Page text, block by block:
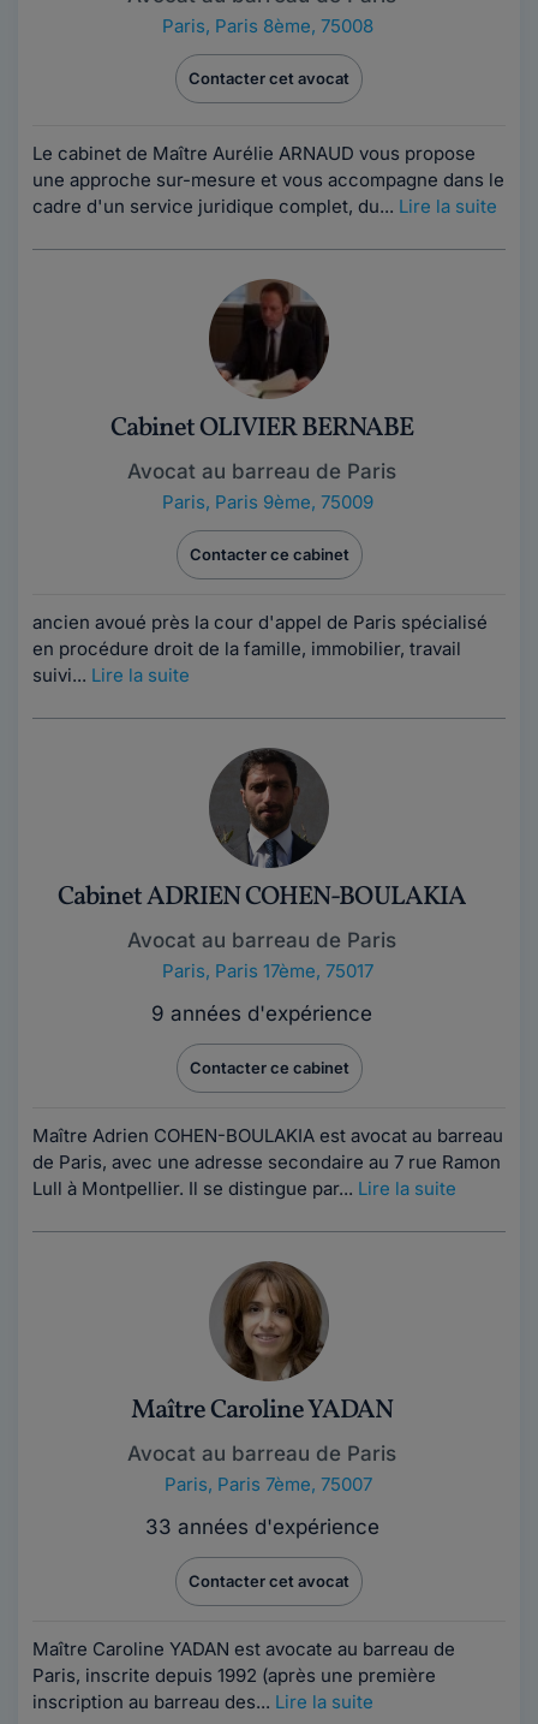
Paris, Paris 8ème, 75008
Contacter cet avocat
Le cabinet de Maître Aurélie ARNAUD vous propose
une approche sur-mesure et vous accompagne dans le
cadre d'un service juridique complet, du... Lire la suite
Cabinet OLIVIER BERNABE
Avocat au barreau de Paris
Paris, Paris 9ème, 75009
Contacter ce cabinet
ancien avoué près la cour d'appel de Paris spécialisé
en procédure droit de la famille, immobilier, travail
suivi... Lire la suite
Cabinet ADRIEN COHEN-BOULAKIA
Avocat au barreau de Paris
Paris, Paris 17ème, 75017
9 années d'expérience
Contacter ce cabinet
Maître Adrien COHEN-BOULAKIA est avocat au barreau
de Paris, avec une adresse secondaire au 7 rue Ramon
Lull à Montpellier. Il se distingue par... Lire la suite
Maître Caroline YADAN
Avocat au barreau de Paris
Paris, Paris 7ème, 75007
33 années d'expérience
Contacter cet avocat
Maître Caroline YADAN est avocate au barreau de
Paris, inscrite depuis 1992 (après une première
inscription au barreau des... Lire la suite